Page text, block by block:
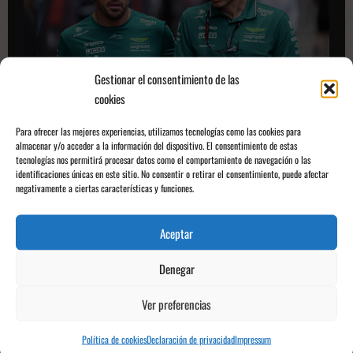
Gestionar el consentimiento de las
cookies
Para ofrecer las mejores experiencias, utilizamos tecnologías como las cookies para
almacenar y/o acceder a la información del dispositivo. El consentimiento de estas
tecnologías nos permitirá procesar datos como el comportamiento de navegación o las
identificaciones únicas en este sitio. No consentir o retirar el consentimiento, puede afectar
negativamente a ciertas características y funciones.
Aceptar
Denegar
Ver preferencias
Política de cookiesDeclaración de privacidadImpressum
transcurso
del
GP
de
Catar
MOTOR
La revolución que viene en Aston Martin
Adrián de la Cruz 22/11/2024 0
Leer másLeer
Aston